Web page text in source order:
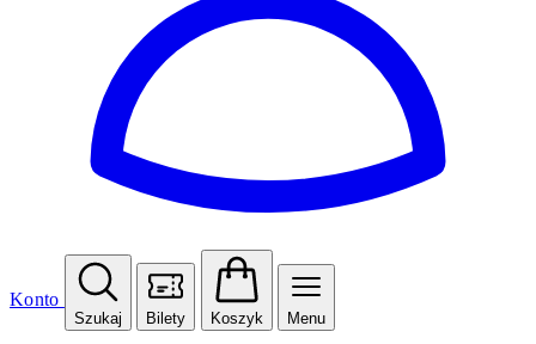
Konto
Szukaj Bilety Koszyk Menu